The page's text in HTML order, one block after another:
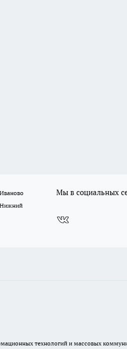
Мы в социальных
технологий и массовых